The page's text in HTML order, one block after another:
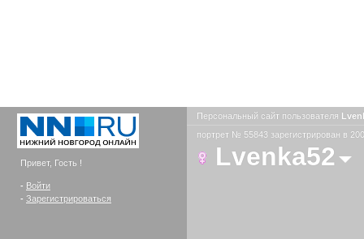
Привет, Гость !
- Войти
- Зарегистрироваться
Персональный сайт пользователя
портрет № 55843 зарегистрирован в
Lvenka52